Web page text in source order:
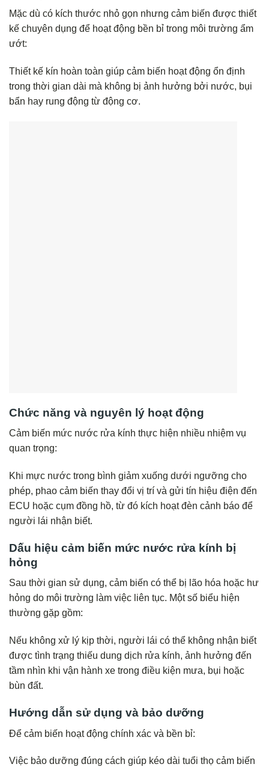
Mặc dù có kích thước nhỏ gọn nhưng cảm biến được thiết
kế chuyên dụng để hoạt động bền bỉ trong môi trường ẩm
ướt:
Thiết kế kín hoàn toàn giúp cảm biến hoạt động ổn định
trong thời gian dài mà không bị ảnh hưởng bởi nước, bụi
bẩn hay rung động từ động cơ.
Chức năng và nguyên lý hoạt động
Cảm biến mức nước rửa kính thực hiện nhiều nhiệm vụ
quan trọng:
Khi mực nước trong bình giảm xuống dưới ngưỡng cho
phép, phao cảm biến thay đổi vị trí và gửi tín hiệu điện đến
ECU hoặc cụm đồng hồ, từ đó kích hoạt đèn cảnh báo để
người lái nhận biết.
Dấu hiệu cảm biến mức nước rửa kính bị
hỏng
Sau thời gian sử dụng, cảm biến có thể bị lão hóa hoặc hư
hỏng do môi trường làm việc liên tục. Một số biểu hiện
thường gặp gồm:
Nếu không xử lý kịp thời, người lái có thể không nhận biết
được tình trạng thiếu dung dịch rửa kính, ảnh hưởng đến
tầm nhìn khi vận hành xe trong điều kiện mưa, bụi hoặc
bùn đất.
Hướng dẫn sử dụng và bảo dưỡng
Để cảm biến hoạt động chính xác và bền bỉ:
Việc bảo dưỡng đúng cách giúp kéo dài tuổi thọ cảm biến